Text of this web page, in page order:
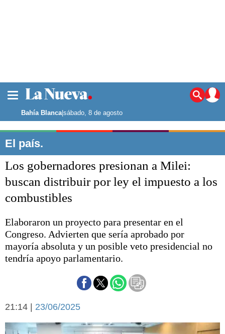
Noticias
La ciudad
Punta Alta
El mundo
Seguridad
Opinión
Básquetbol
Fútbol
Federal A
Cines
Economía y campo
Espacio empresas
Bahía Blanca|sábado, 8 de agosto
El país.
Los gobernadores presionan a Milei:
buscan distribuir por ley el impuesto a los
combustibles
Elaboraron un proyecto para presentar en el
Congreso. Advierten que sería aprobado por
mayoría absoluta y un posible veto presidencial no
tendría apoyo parlamentario.
21:14 | 23/06/2025